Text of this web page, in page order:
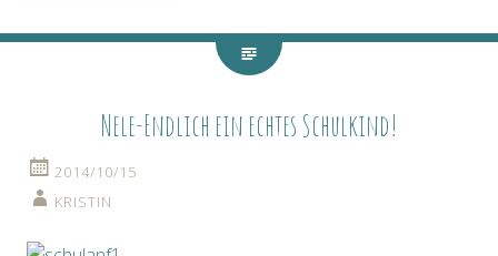
Nele-Endlich ein echtes Schulkind!
2014/10/15
KRISTIN